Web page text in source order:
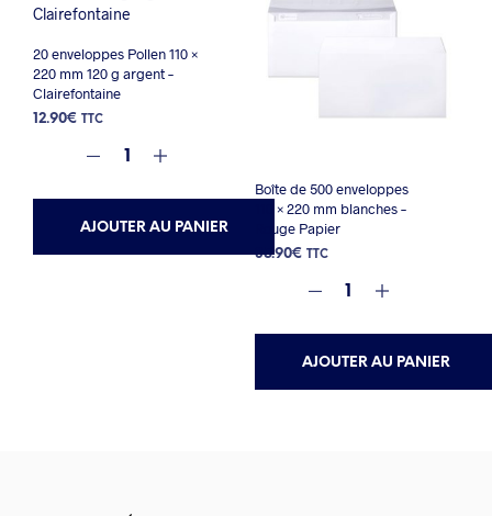
20 enveloppes Pollen 110 ×
220 mm 120 g argent –
Clairefontaine
12.90€ TTC
AJOUTER AU PANIER
Boîte de 500 enveloppes
110 × 220 mm blanches –
Rouge Papier
35.90€ TTC
AJOUTER AU PANIER